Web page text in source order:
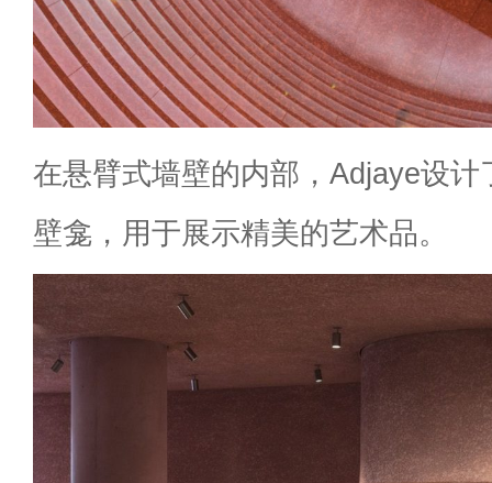
在悬臂式墙壁的内部，Adjaye设
壁龛，用于展示精美的艺术品。